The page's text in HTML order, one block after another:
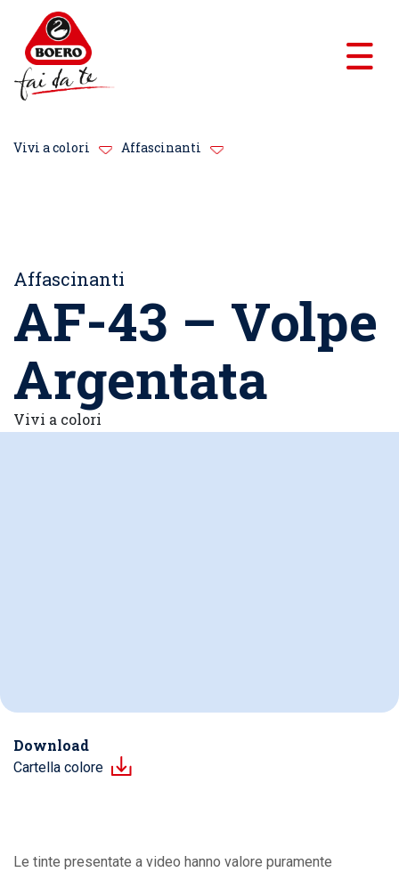
Vivi a colori Affascinanti
Affascinanti
AF-43 – Volpe
Argentata
Vivi a colori
Download
Cartella colore
Le tinte presentate a video hanno valore puramente